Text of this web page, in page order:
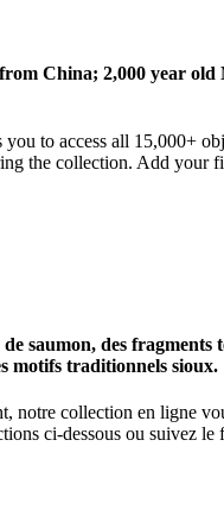
China; 2,000 year
to access all 15,000+
collection. Add your
saumon, des fragments
motifs traditionnels sioux.
notre collection en ligne
ci-dessous ou suivez